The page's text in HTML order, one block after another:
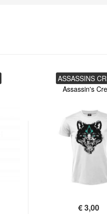
ASSASSINS
Assassin's
€3,00